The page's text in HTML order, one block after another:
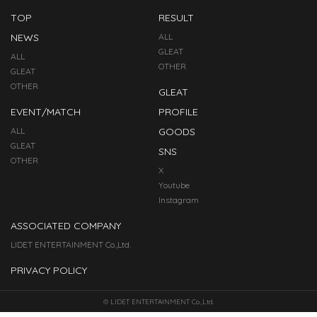
TOP
NEWS
ALL
GLEAT
OTHER
EVENT/MATCH
ALL
GLEAT
OTHER
RESULT
ALL
GLEAT
OTHER
GLEAT
PROFILE
GOODS
SNS
X
Youtube
Instagram
ASSOCIATED COMPANY
LIDET ENTERTAINMENT Co.,Ltd.
PRIVACY POLICY
© LIDET ENTERTAINMENT Co.,Ltd.